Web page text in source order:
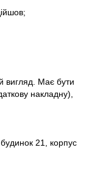
вигляд. Має бути
накладну),
21, корпус